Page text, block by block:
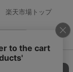
楽天市場トップ